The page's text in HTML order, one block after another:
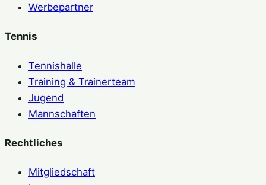
Werbepartner
Tennis
Tennishalle
Training & Trainerteam
Jugend
Mannschaften
Rechtliches
Mitgliedschaft